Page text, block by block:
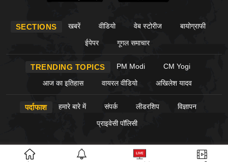
SECTIONS खबरें वीडियो वेब स्टोरीज बायोग्राफी
ईपेपर गूगल समाचार
TRENDING TOPICS PM Modi CM Yogi
आज का इतिहास वायरल वीडियो अखिलेश यादव
पर्दाफाश हमारे बारे में संपर्क लीडरशिप विज्ञापन
प्राइवेसी पॉलिसी